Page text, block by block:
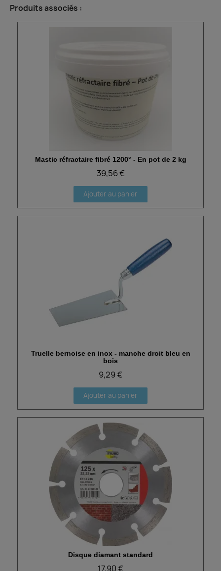
Produits associés :
Aperçu rapide
Mastic réfractaire fibré 1200° - En pot de 2 kg
39,56 €
Ajouter au panier
Aperçu rapide
Truelle bernoise en inox - manche droit bleu en
bois
9,29 €
Ajouter au panier
Aperçu rapide
Disque diamant standard
17,90 €